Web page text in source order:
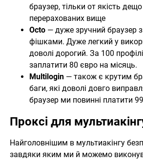
браузер, тільки от якість
перерахованих вище
Octo — дуже зручний браузер
фішками. Дуже легкий у
доволі дорогий. За 100
заплатити 80 євро на місяць.
Multilogin — також є крутим
баги, які доволі довго
браузер ми повинні платити
Проксі для
Найголовнішим в мультиакінгу
завдяки яким ми й можемо